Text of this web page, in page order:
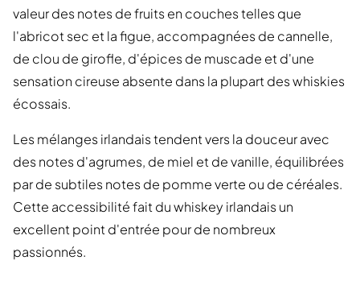
valeur des notes de fruits en couches telles que
l'abricot sec et la figue, accompagnées de cannelle,
de clou de girofle, d'épices de muscade et d'une
sensation cireuse absente dans la plupart des whiskies
écossais.
Les mélanges irlandais tendent vers la douceur avec
des notes d'agrumes, de miel et de vanille, équilibrées
par de subtiles notes de pomme verte ou de céréales.
Cette accessibilité fait du whiskey irlandais un
excellent point d'entrée pour de nombreux
passionnés.